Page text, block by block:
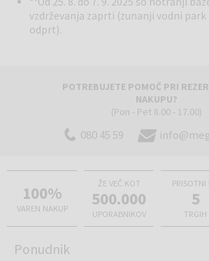
vzdrževanja zaprti (zunanji vodni park
odprt).
POTREBUJETE POMOČ PRI
NAKUPU?
(Pon - Pet 8.00 - 17.00)
080 45 59
100%
VAREN NAKUP
ŽE VEČ KOT
500.000
UPORABNIKOV
PRISOTNI
5
TRGIH
Ponudnik